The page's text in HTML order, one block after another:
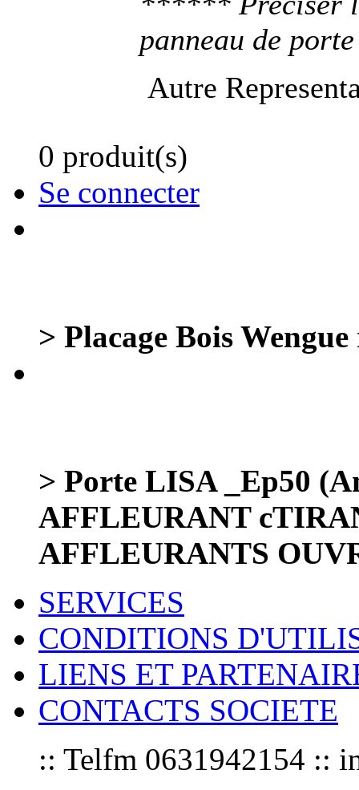
panneau de
Autre
0 produit(s)
Se connecter
> Placage Bois
> Porte LISA _Ep50
AFFLEURANT
AFFLEURANTS
SERVICES
CONDITIONS
LIENS ET
CONTACTS SOCIETE
:: Telfm 0631942154 ::